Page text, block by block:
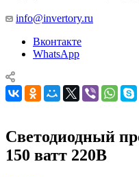
info@invertory.ru
Вконтакте
WhatsApp
Светодиодный
150 ватт 220В